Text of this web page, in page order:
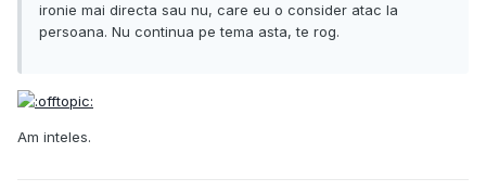
ironie mai directa sau nu, care eu o consider atac la
persoana. Nu continua pe tema asta, te rog.
Am inteles.